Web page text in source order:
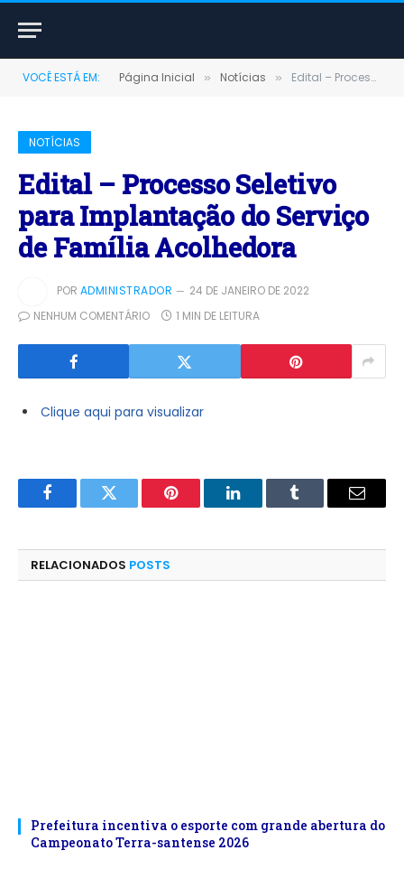
VOCÊ ESTÁ EM: Página Inicial » Notícias » Edital – Processo Seletivo para Implantação do Serviço de Família Acolhedora
NOTÍCIAS
Edital – Processo Seletivo
para Implantação do Serviço
de Família Acolhedora
POR ADMINISTRADOR
24 DE JANEIRO DE 2022
NENHUM COMENTÁRIO
1 MIN DE LEITURA
Clique aqui para visualizar
FacebookTwitter Pinterest LinkedInTumblr
E-
RELACIONADOS POSTS
Prefeitura incentiva o esporte com grande abertura do
Campeonato Terra-santense 2026